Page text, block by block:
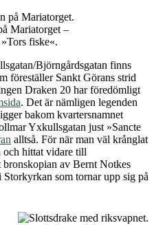
Mariatorget –
fiske«.
Björngårdsgatan finns
föreställer Sankt Görans strid
Draken 20 har föredömligt
. Det är nämligen legenden
bakom kvartersnamnet
Yxkullsgatan just »Sancte
alltså. För när man väl krånglat
och hittat vidare till
bronskopian av Bernt Notkes
som tornar upp sig på